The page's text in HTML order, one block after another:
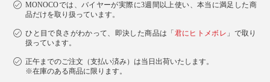
MONOCOでは、バイヤーが実際に3週間以上使い、本当に満足した商
品だけを取り扱っています。
ひと目で良さがわかって、即決した商品は「 君にヒトメボレ 」で取り
扱っています。
正午までのご注文（支払い済み）は当日出荷いたします。
※在庫のある商品に限ります。